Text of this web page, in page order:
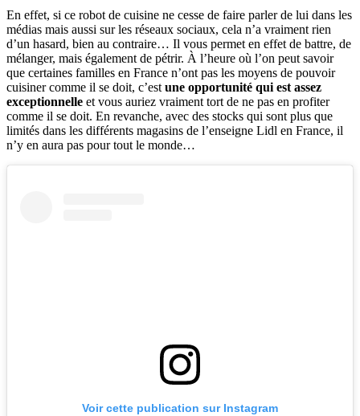
En effet, si ce robot de cuisine ne cesse de faire parler de lui dans les
médias mais aussi sur les réseaux sociaux, cela n’a vraiment rien
d’un hasard, bien au contraire… Il vous permet en effet de battre, de
mélanger, mais également de pétrir. À l’heure où l’on peut savoir
que certaines familles en France n’ont pas les moyens de pouvoir
cuisiner comme il se doit, c’est une opportunité qui est assez
exceptionnelle et vous auriez vraiment tort de ne pas en profiter
comme il se doit. En revanche, avec des stocks qui sont plus que
limités dans les différents magasins de l’enseigne Lidl en France, il
n’y en aura pas pour tout le monde…
Voir cette publication sur Instagram